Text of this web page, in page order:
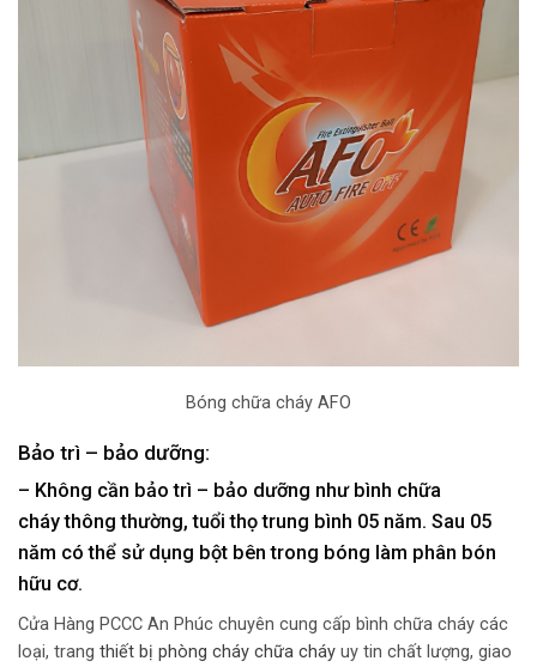
Bóng chữa cháy AFO
Bảo trì – bảo dưỡng:
– Không cần bảo trì – bảo dưỡng như bình chữa
cháy thông thường, tuổi thọ trung bình 05 năm. Sau 05
năm có thể sử dụng bột bên trong bóng làm phân bón
hữu cơ.
Cửa Hàng PCCC An Phúc chuyên cung cấp bình chữa cháy các
loại, trang thiết bị phòng cháy chữa cháy uy tin chất lượng, giao